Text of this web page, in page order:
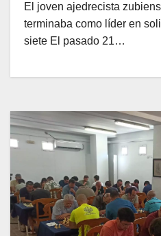
El joven ajedrecista
terminaba como líder en
siete El pasado 21…